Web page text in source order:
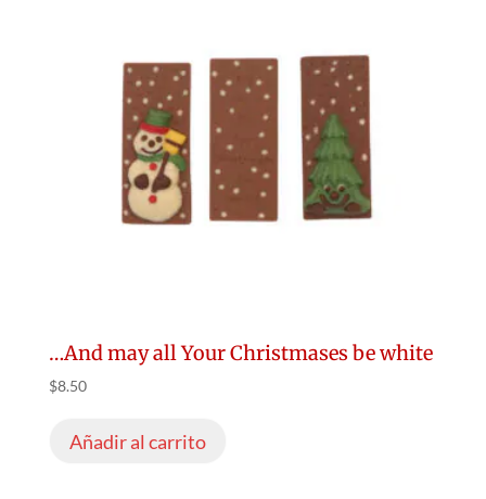
…And may all Your Christmases be white
$8.50
Añadir al carrito